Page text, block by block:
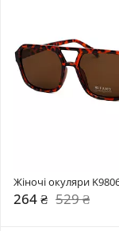
Жіночі окуляри
264 ₴ 529 ₴